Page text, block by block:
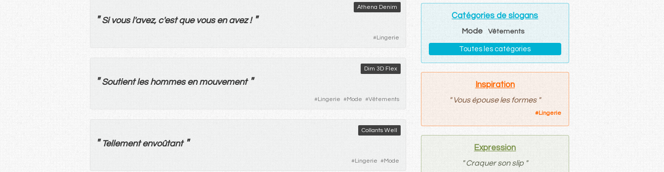
Athena Denim
" Si vousl'avez, c'est que vous en avez! "
#Lingerie
Dim 3D Flex
" Soutient les hommes en mouvement "
#Lingerie #Mode #Vêtements
Collants Well
" Tellement envoûtant "
#Lingerie #Mode
Catégories de slogans
Mode Vêtements
Toutes les catégories
Inspiration
" Vous épouse les formes "
#Lingerie
Expression
" Craquer son slip "